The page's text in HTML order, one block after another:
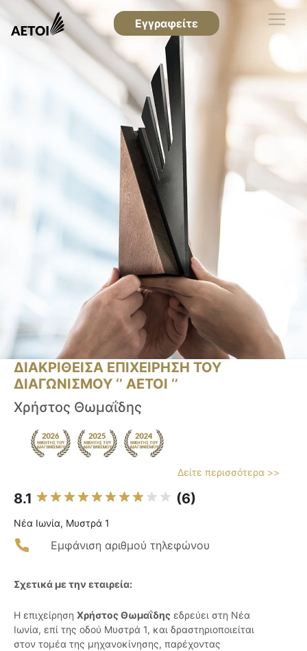
Εγγραφείτε
ΔΙΑΚΡΙΘΕΙΣΑ ΕΠΙΧΕΙΡΗΣΗ ΤΟΥ
ΔΙΑΓΩΝΙΣΜΟΥ ‘’ ΑΕΤΟΙ ‘’
Χρήστος Θωμαΐδης
Δείτε περισσότερα >>
8.1 (6)
Νέα Ιωνία, Μυστρά 1
Εμφάνιση αριθμού τηλεφώνου
Σχετικά με την εταιρεία:
Η επιχείρηση Χρήστος Θωμαΐδης εδρεύει στη Νέα
Ιωνία, επί της οδού Μυστρά 1, και δραστηριοποιείται
στον τομέα της μηχανοκίνησης, παρέχοντας